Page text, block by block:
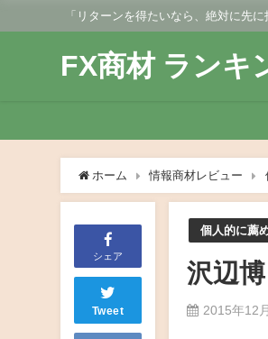
「リターンを得たいなら、絶対に先
FX商材 ランキ
ホーム 情報商材レビュー
シェア
Tweet
個人的に薦
沢辺
2015年12